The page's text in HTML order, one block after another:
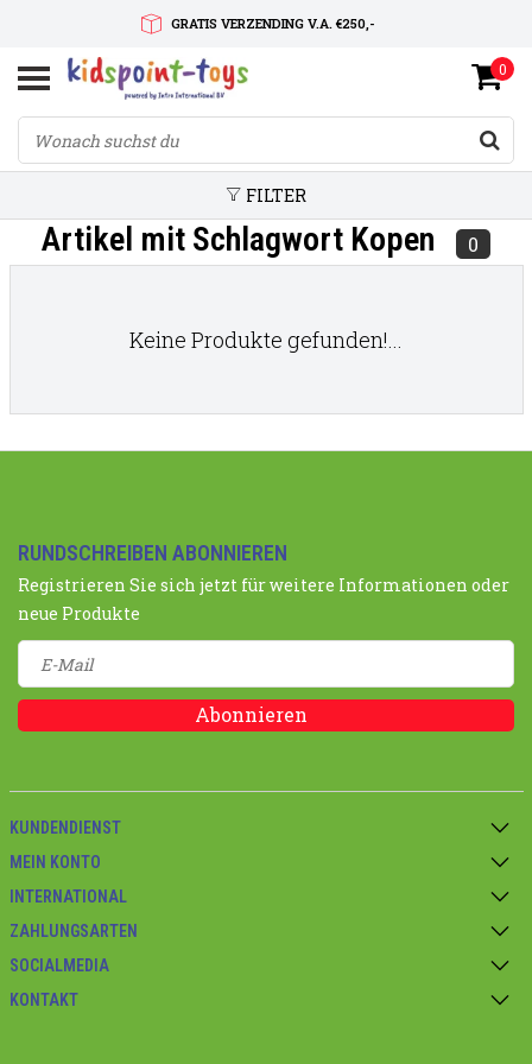
GRATIS VERZENDING V.A. €250,-
SNELLE LEVERTIJD
SERVICE OP MAAT
0
FILTER
Artikel mit Schlagwort Kopen 0
Keine Produkte gefunden!...
RUNDSCHREIBEN ABONNIEREN
Registrieren Sie sich jetzt für weitere Informationen oder
neue Produkte
Abonnieren
KUNDENDIENST
MEIN KONTO
INTERNATIONAL
ZAHLUNGSARTEN
SOCIALMEDIA
KONTAKT